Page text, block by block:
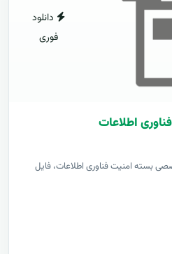
دانلود
فوری
اطلاعات
بسته امنیت فناوری اطلاعات، فایل